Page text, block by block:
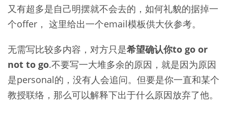
又有超多是自己明摆就不会去的，如何礼貌的据掉一
个offer， 这里给出一个email模板供大伙参考。
无需写比较多内容，对方只是希望确认你to go or
not to go.不要写一大堆多余的原因，就是因为原因
是personal的，没有人会追问。但要是你一直和某个
教授联络，那么可以解释下出于什么原因放弃了他。